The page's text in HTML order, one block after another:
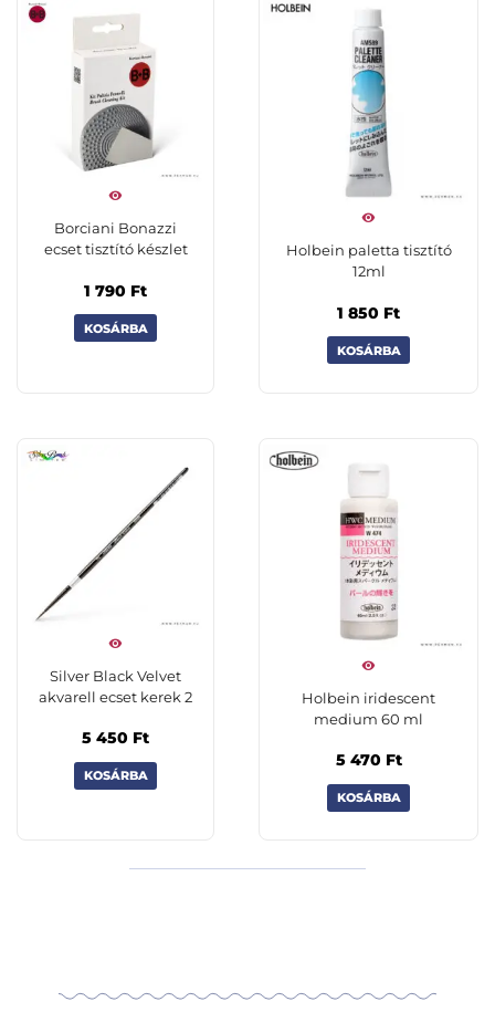
Borciani Bonazzi
ecset tisztító készlet
1 790 Ft
KOSÁRBA
Holbein paletta tisztító
12ml
1 850 Ft
KOSÁRBA
Silver Black Velvet
akvarell ecset kerek 2
5 450 Ft
KOSÁRBA
Holbein iridescent
medium 60 ml
5 470 Ft
KOSÁRBA